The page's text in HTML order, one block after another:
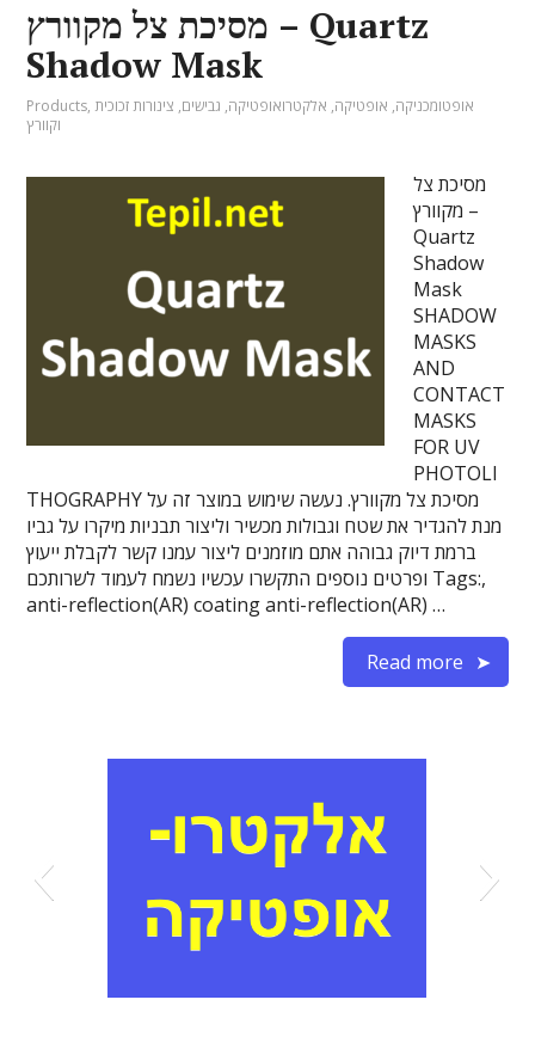
מסיכת צל מקוורץ – Quartz
Shadow Mask
Products, אופטומכניקה, אופטיקה, אלקטרואופטיקה, גבישים, צינורות זכוכית
וקוורץ
מסיכת צל
מקוורץ –
Quartz
Shadow
Mask
SHADOW
MASKS
AND
CONTACT
MASKS
FOR UV
PHOTOLI
THOGRAPHY מסיכת צל מקוורץ. נעשה שימוש במוצר זה על
מנת להגדיר את שטח וגבולות מכשיר וליצור תבניות מיקרו על גביו
ברמת דיוק גבוהה אתם מוזמנים ליצור עמנו קשר לקבלת ייעוץ
ופרטים נוספים התקשרו עכשיו נשמח לעמוד לשרותכם Tags:,
anti-reflection(AR) coating anti-reflection(AR) …
Read more